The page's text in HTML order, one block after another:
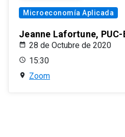
Microeconomía Aplicada
Jeanne Lafortune,
28 de Octubre de 2020
15:30
Zoom